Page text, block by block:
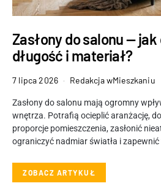
Zasłony do salonu —
długość i materiał?
7 lipca 2026 Redakcja wMieszkaniu
Zasłony do salonu mają ogromny
wnętrza. Potrafią ocieplić aranżację,
proporcje pomieszczenia, zasłonić
ograniczyć nadmiar światła i
ZOBACZ ARTYKUŁ